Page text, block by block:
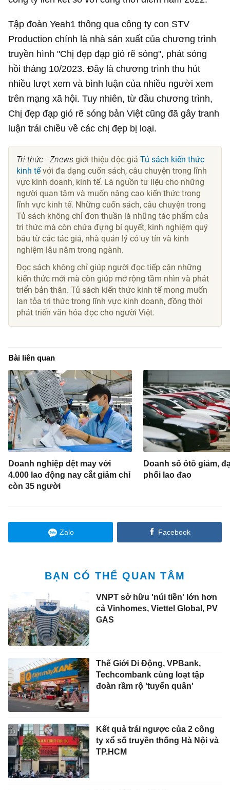
Tập đoàn Yeah1 thông qua công ty con STV
Production chính là nhà sản xuất của chương trình
truyền hình "Chị đẹp đạp gió rẽ sóng", phát sóng
hồi tháng 10/2023. Đây là chương trình thu hút
nhiều lượt xem và bình luận của nhiều người xem
trên mạng xã hội. Tuy nhiên, từ đầu chương trình,
Chị đẹp đạp gió rẽ sóng bản Việt cũng đã gây tranh
luận trái chiều về các chị đẹp bị loại.
Tri thức - Znews giới thiệu độc giảTủ sách kiến thức
kinh tếvới đa dạng cuốn sách, câu chuyện trong lĩnh
vực kinh doanh, kinh tế. Là nguồn tư liệu cho những
người quan tâm và muốn nâng cao kiến thức trong
lĩnh vực kinh tế. Những cuốn sách, câu chuyện trong
Tủ sách không chỉ đơn thuần là những tác phẩm của
tri thức mà còn chứa đựng bí quyết, kinh nghiệm quý
báu từ các tác giả, nhà quản lý có uy tín và kinh
nghiệm lâu năm trong ngành.
Đọc sách không chỉ giúp người đọc tiếp cận những
kiến thức mới mà còn giúp mở rộng tầm nhìn và phát
triển bản thân. Tủ sách kiến thức kinh tế mong muốn
lan tỏa tri thức trong lĩnh vực kinh doanh, đồng thời
phát triển văn hóa đọc cho người Việt.
Bài liên quan
Doanh nghiệp dệt may với
4.000 lao động nay cắt giảm chỉ
còn 35 người
Doanh số ôtô giảm,
phối lao đao
Zalo Facebook
BẠN CÓ THỂ QUAN TÂM
VNPT sở hữu 'núi tiền' lớn hơn
cả Vinhomes, Viettel Global, PV
GAS
Thế Giới Di Động, VPBank,
Techcombank cùng loạt tập
đoàn rầm rộ 'tuyển quân'
Kết quả trái ngược của 2 công
ty xổ số truyền thống Hà Nội và
TP.HCM